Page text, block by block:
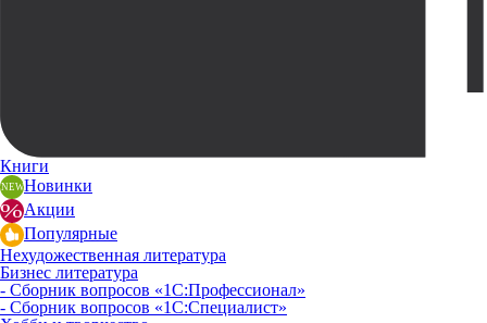
Книги
Новинки
Акции
Популярные
Нехудожественная литература
Бизнес литература
- Сборник вопросов «1С:Профессионал»
- Сборник вопросов «1С:Специалист»